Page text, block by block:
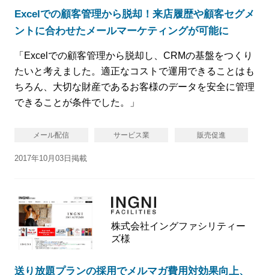
Excelでの顧客管理から脱却！来店履歴や顧客セグメ
ントに合わせたメールマーケティングが可能に
「Excelでの顧客管理から脱却し、CRMの基盤をつくり
たいと考えました。適正なコストで運用できることはも
ちろん、大切な財産であるお客様のデータを安全に管理
できることが条件でした。」
メール配信 サービス業 販売促進
2017年10月03日掲載
株式会社イングファシリティー
ズ様
送り放題プランの採用でメルマガ費用対効果向上、